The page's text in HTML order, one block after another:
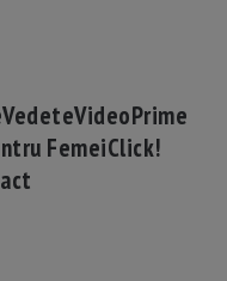
VedeteVideoPrime
FemeiClick!